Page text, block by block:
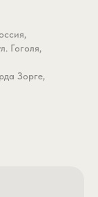
Гоголя,
Зорге,